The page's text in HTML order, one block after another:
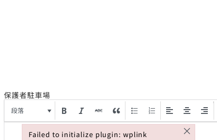
保護者駐車場
段落
Failed to initialize plugin: wplink ×